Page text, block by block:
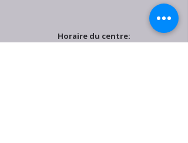
Horaire du centre: